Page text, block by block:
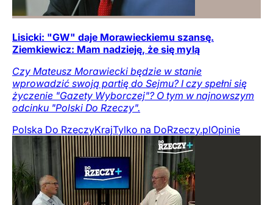
Lisicki: "GW" daje Morawieckiemu szansę.
Ziemkiewicz: Mam nadzieję, że się mylą
Czy Mateusz Morawiecki będzie w stanie
wprowadzić swoją partię do Sejmu? I czy spełni się
życzenie "Gazety Wyborczej"? O tym w najnowszym
odcinku "Polski Do Rzeczy".
Polska Do RzeczyKrajTylko na DoRzeczy.plOpinie